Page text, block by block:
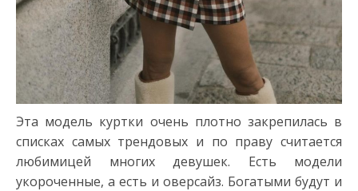
Эта модель куртки очень плотно закрепилась в
списках самых трендовых и по праву считается
любимицей многих девушек. Есть модели
укороченные, а есть и оверсайз. Богатыми будут и